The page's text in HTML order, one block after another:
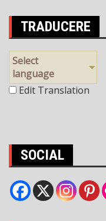
TRADUCERE
Select
language
Edit Translation
SOCIAL